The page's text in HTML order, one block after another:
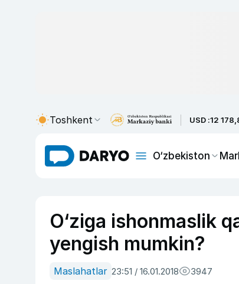
Toshkent USD :12
O‘zbekiston
O‘ziga ishonmaslik
yengish mumkin?
Maslahatlar 23:51 / 16.01.2018 3947